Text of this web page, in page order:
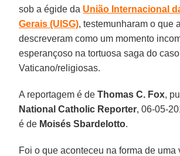
sob a égide da União Internacional
Gerais (UISG), testemunharam o que
descreveram como um momento
esperançoso na tortuosa saga do caso
Vaticano/religiosas.
A reportagem é deThomas C. Fox,
National Catholic Reporter, 06-05-
é de Moisés Sbardelotto.
Foi o que aconteceu na forma de uma